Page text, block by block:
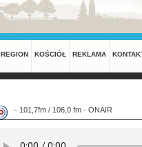
REGION KOŚCIÓŁ REKLAMA
- 101,7fm / 106,0 fm - ONAIR